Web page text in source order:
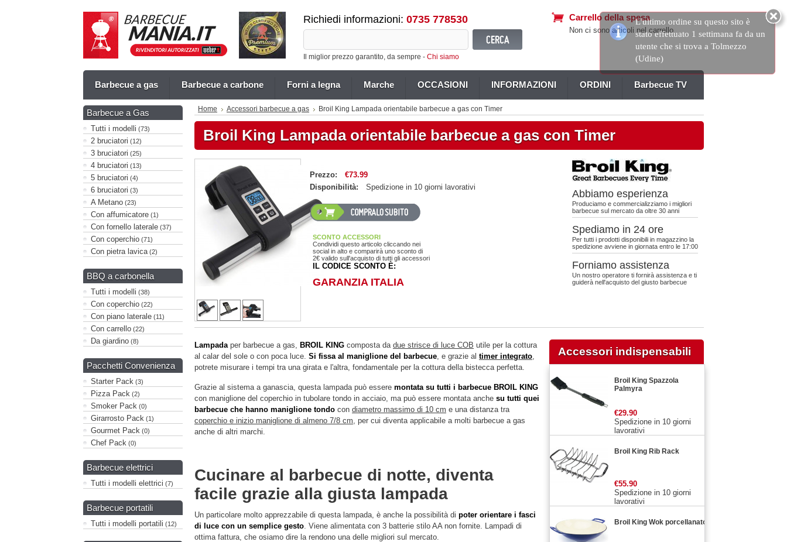
Richiedi informazioni: 0735 778530
Il miglior prezzo garantito, da sempre - Chi siamo
Carrello della spesa
Non ci sono articoli nel carrello
Barbecue a gas Barbecue a carbone Forni a legna Marche OCCASIONI INFORMAZIONI ORDINI Barbecue TV
Barbecue a Gas
Tutti i modelli (73)
2 bruciatori (12)
3 bruciatori (25)
4 bruciatori (13)
5 bruciatori (4)
6 bruciatori (3)
A Metano (23)
Con affumicatore (1)
Con fornello laterale (37)
Con coperchio (71)
Con pietra lavica (2)
BBQ a carbonella
Tutti i modelli (38)
Con coperchio (22)
Con piano laterale (11)
Con carrello (22)
Da giardino (8)
Pacchetti Convenienza
Starter Pack (3)
Pizza Pack (2)
Smoker Pack (0)
Girarrosto Pack (1)
Gourmet Pack (0)
Chef Pack (0)
Barbecue elettrici
Tutti i modelli elettrici (7)
Barbecue portatili
Tutti i modelli portatili (12)
Home Accessori barbecue a gas Broil King Lampada orientabile barbecue a gas con Timer
Broil King Lampada orientabile barbecue a gas con Timer
Prezzo:
€73.99
Disponibilità:
Spedizione in 10 giorni lavorativi
SCONTO ACCESSORI
Condividi questo articolo cliccando nei
social in alto e comparirà uno sconto di
2€ valido sull'acquisto di tutti gli accessori
IL CODICE SCONTO È:
GARANZIA ITALIA
Abbiamo esperienza
Produciamo e commercializziamo i migliori
barbecue sul mercato da oltre 30 anni
Spediamo in 24 ore
Per tutti i prodotti disponibili in magazzino la
spedizione avviene in giornata entro le 17:00
Forniamo assistenza
Un nostro operatore ti fornirà assistenza e ti
guiderà nell'acquisto del giusto barbecue
Lampadaper barbecue a gas, BROIL KING composta da due strisce di luce COB utile per la cottura
al calar del sole o con poca luce. Si fissa al maniglione del barbecue, e grazie al timer integrato,
potrete misurare i tempi tra una girata e l'altra, fondamentale per la cottura della bistecca perfetta.
Grazie al sistema a ganascia, questa lampada può essere montata su tutti i barbecue BROIL KING
con maniglione del coperchio in tubolare tondo in acciaio, ma può essere montata anche su tutti quei
barbecue che hanno maniglione tondo con diametro massimo di 10 cm e una distanza tra
coperchio e inizio maniglione di almeno 7/8 cm, per cui diventa applicabile a molti barbecue a gas
anche di altri marchi.
Cucinare al barbecue di notte, diventa
facile grazie alla giusta lampada
Un particolare molto apprezzabile di questa lampada, è anche la possibilità di poter orientare i fasci
di luce con un semplice gesto. Viene alimentata con 3 batterie stilo AA non fornite. Lampadi di
ottima fattura, che osiamo dire la rendono una delle migliori sul mercato.
Accessori indispensabili
Broil King Spazzola
Palmyra
€29.90
Spedizione in 10 giorni
lavorativi
Broil King Rib Rack
€55.90
Spedizione in 10 giorni
lavorativi
Broil King Wok porcellanato